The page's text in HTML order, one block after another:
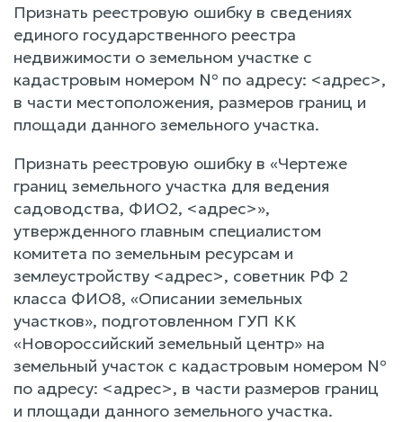
Признать реестровую ошибку в сведениях
единого государственного реестра
недвижимости о земельном участке с
кадастровым номером № по адресу: <адрес>,
в части местоположения, размеров границ и
площади данного земельного участка.
Признать реестровую ошибку в «Чертеже
границ земельного участка для ведения
садоводства, ФИО2, <адрес>»,
утвержденного главным специалистом
комитета по земельным ресурсам и
землеустройству <адрес>, советник РФ 2
класса ФИО8, «Описании земельных
участков», подготовленном ГУП КК
«Новороссийский земельный центр» на
земельный участок с кадастровым номером №
по адресу: <адрес>, в части размеров границ
и площади данного земельного участка.